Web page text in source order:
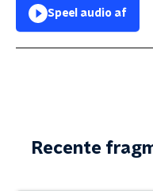
Speel audio af
Recente